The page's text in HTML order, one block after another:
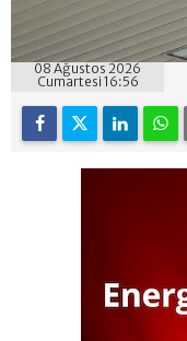
08 Ağustos 2026
Cumartesi 16:56